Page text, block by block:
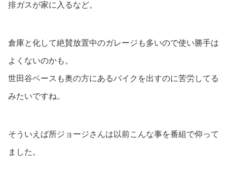
排ガスが家に入るなど。
倉庫と化して絶賛放置中のガレージも多いので使い勝手は
よくないのかも。
世田谷ベースも奥の方にあるバイクを出すのに苦労してる
みたいですね。
そういえば所ジョージさんは以前こんな事を番組で仰って
ました。